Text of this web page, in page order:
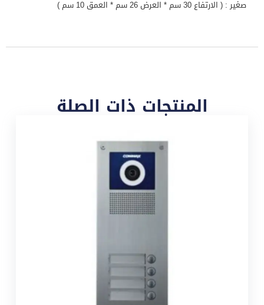
صغير : ( الارتفاع 30 سم * العرض 26 سم * العمق 10 سم )
المنتجات ذات الصلة